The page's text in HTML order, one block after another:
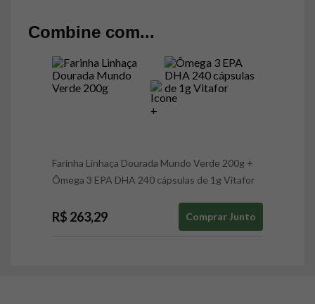
Combine com...
Farinha Linhaça Dourada Mundo Verde 200g +
Ômega 3 EPA DHA 240 cápsulas de 1g Vitafor
R$ 263,29 Comprar Junto